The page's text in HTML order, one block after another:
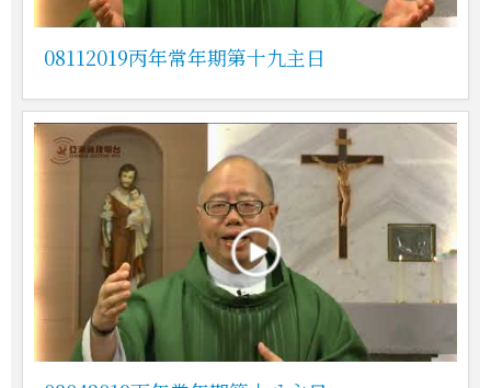
08112019丙年常年期第十九主日